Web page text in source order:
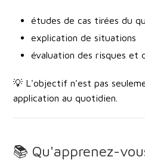
études de cas tirées du
explication de situations
évaluation des risques et
💡 L'objectif n'est pas
application au quotidien
📚 Qu'apprenez-